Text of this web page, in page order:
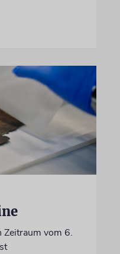
Zeitraum vom 6.